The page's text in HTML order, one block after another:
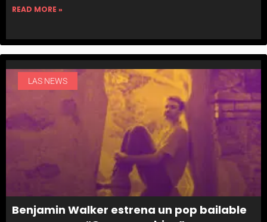
READ MORE »
LAS NEWS
Benjamin Walker estrena un pop bailable